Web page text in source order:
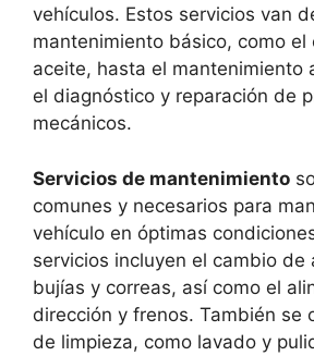
vehículos. Estos servicios van
mantenimiento básico, como el
aceite, hasta el mantenimiento
el diagnóstico y reparación de
mecánicos.
Servicios de mantenimiento
comunes y necesarios para
vehículo en óptimas
servicios incluyen el cambio de
bujías y correas, así como el
dirección y frenos. También se
de limpieza, como lavado y